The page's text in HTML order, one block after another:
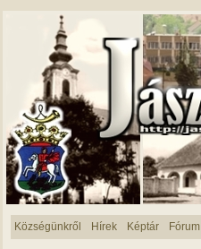
Községünkről Hírek Képtár Fórum